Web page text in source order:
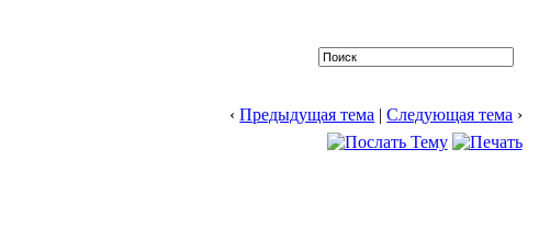
‹Предыдущая тема |Следующая тема ›